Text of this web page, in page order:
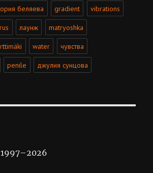
беляева gradient vibrations
лаунж matryoshka
water чувства
penile джулия сунцова
2026